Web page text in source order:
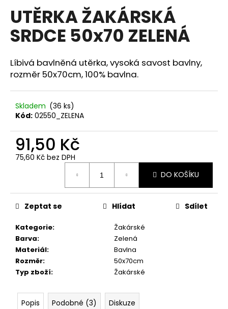
produktu
je
0,0
z
hvězdiček.
UTĚRKA ŽAKÁRSKÁ
SRDCE 50x70 ZELENÁ
Líbivá bavlněná utěrka, vysoká savost bavlny,
rozměr 50x70cm, 100% bavlna.
Skladem (36 ks)
Kód: 02550_ZELENA
91,50 Kč
75,60 Kč bez DPH
DO KOŠÍKU
Kategorie:
Žakárské
Barva:
Zelená
Materiál:
Bavlna
Rozměr:
50x70cm
Typ zboží: Žakárské
Zeptat se Hlídat Sdílet
Popis Podobné (3) Diskuze
a
j
í
?
D
o
č
u
e
m